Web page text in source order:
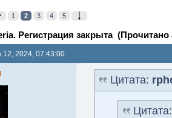
1 2 3 4 5
Регистрация закрыта (Прочитано
12, 2024, 07:43:00
Цитата: